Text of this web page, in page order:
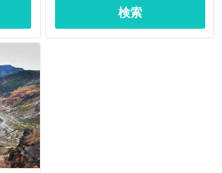
検索